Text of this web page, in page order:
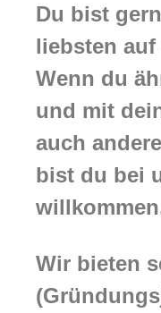
Du bist
liebsten auf
Wenn du
und mit
auch
bist du bei
Wir bieten